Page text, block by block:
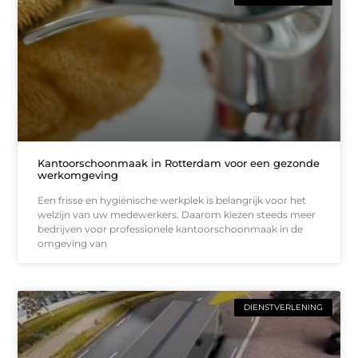
Kantoorschoonmaak in Rotterdam voor een gezonde
werkomgeving
Een frisse en hygiënische werkplek is belangrijk voor het
welzijn van uw medewerkers. Daarom kiezen steeds meer
bedrijven voor professionele kantoorschoonmaak in de
omgeving van
DIENSTVERLENING